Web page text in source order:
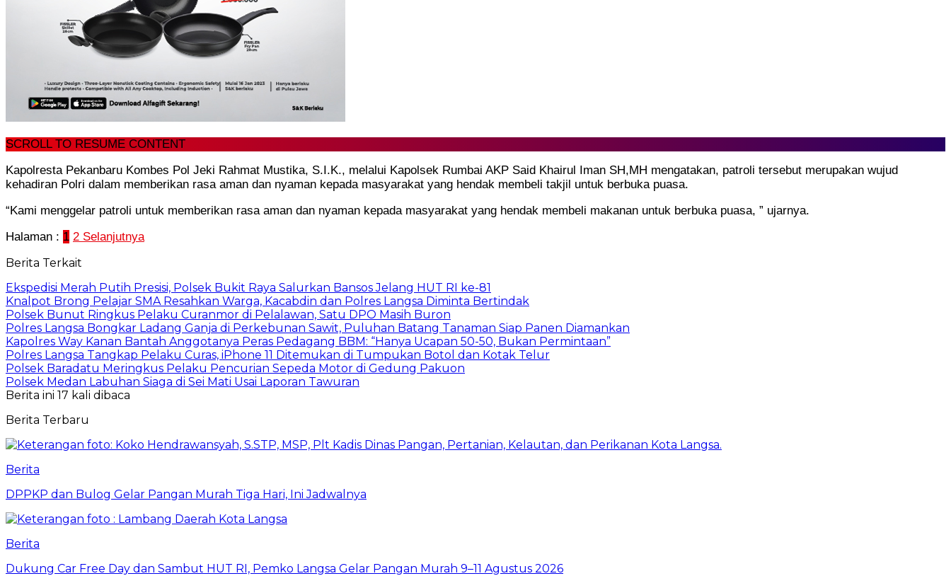
SCROLL TO RESUME CONTENT
Kapolresta Pekanbaru Kombes Pol Jeki Rahmat Mustika, S.I.K., melalui Kapolsek Rumbai AKP Said Khairul Iman SH,MH mengatakan, patroli tersebut merupakan wujud
kehadiran Polri dalam memberikan rasa aman dan nyaman kepada masyarakat yang hendak membeli takjil untuk berbuka puasa.
“Kami menggelar patroli untuk memberikan rasa aman dan nyaman kepada masyarakat yang hendak membeli makanan untuk berbuka puasa, ” ujarnya.
Halaman : 1 2 Selanjutnya
Berita Terkait
Ekspedisi Merah Putih Presisi, Polsek Bukit Raya Salurkan Bansos Jelang HUT RI ke-81
Knalpot Brong Pelajar SMA Resahkan Warga, Kacabdin dan Polres Langsa Diminta Bertindak
Polsek Bunut Ringkus Pelaku Curanmor di Pelalawan, Satu DPO Masih Buron
Polres Langsa Bongkar Ladang Ganja di Perkebunan Sawit, Puluhan Batang Tanaman Siap Panen Diamankan
Kapolres Way Kanan Bantah Anggotanya Peras Pedagang BBM: “Hanya Ucapan 50-50, Bukan Permintaan”
Polres Langsa Tangkap Pelaku Curas, iPhone 11 Ditemukan di Tumpukan Botol dan Kotak Telur
Polsek Baradatu Meringkus Pelaku Pencurian Sepeda Motor di Gedung Pakuon
Polsek Medan Labuhan Siaga di Sei Mati Usai Laporan Tawuran
Berita ini 17 kali dibaca
Berita Terbaru
Berita
DPPKP dan Bulog Gelar Pangan Murah Tiga Hari, Ini Jadwalnya
Berita
Dukung Car Free Day dan Sambut HUT RI, Pemko Langsa Gelar Pangan Murah 9–11 Agustus 2026